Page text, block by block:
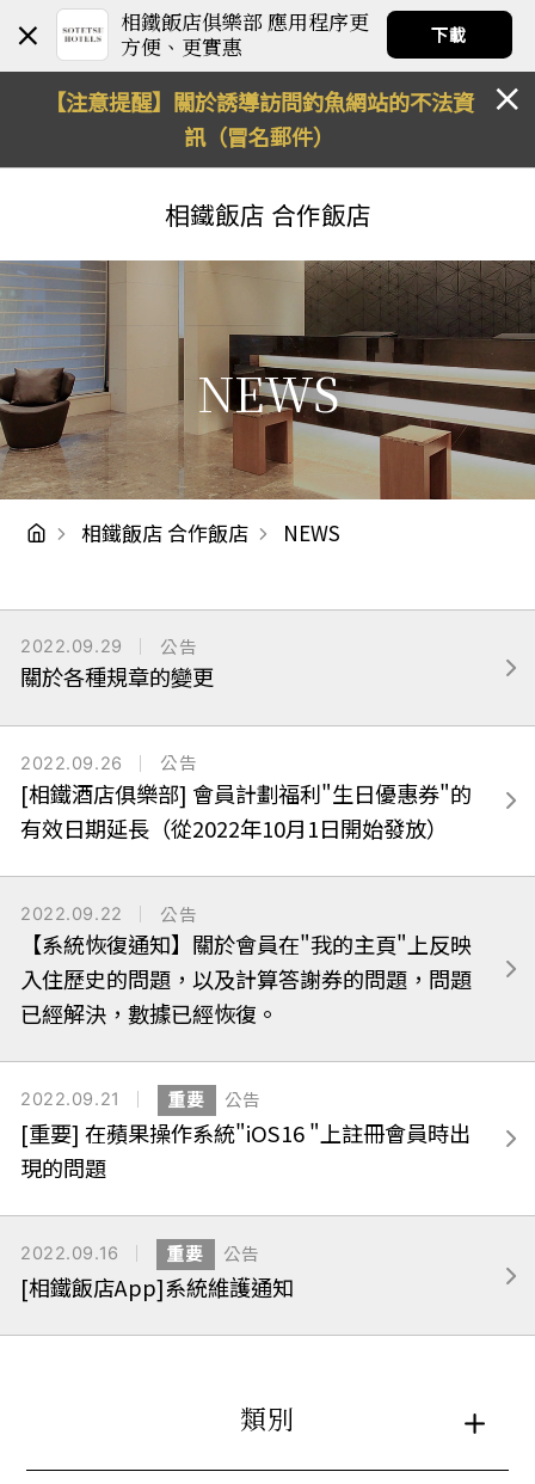
相鐵飯店俱樂部 應用程序更
方便、更實惠
下載
【注意提醒】關於誘導訪問釣魚網站的不法資
訊（冒名郵件）
相鐵飯店 合作飯店
NEWS
相鐵飯店 合作飯店 NEWS
2022.09.29 公告
關於各種規章的變更
2022.09.26 公告
[相鐵酒店俱樂部] 會員計劃福利"生日優惠券"的
有效日期延長（從2022年10月1日開始發放）
2022.09.22 公告
【系統恢復通知】關於會員在"我的主頁"上反映
入住歷史的問題，以及計算答謝券的問題，問題
已經解決，數據已經恢復。
2022.09.21 重要 公告
[重要] 在蘋果操作系統"iOS16 "上註冊會員時出
現的問題
2022.09.16 重要 公告
[相鐵飯店App]系統維護通知
類別